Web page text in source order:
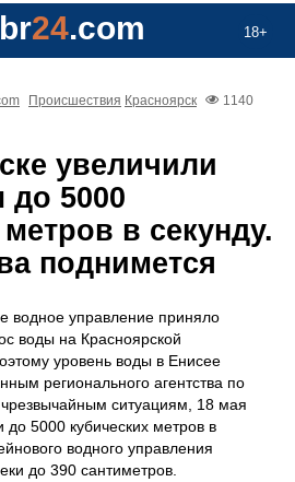
18+
24.com
Происшествия Красноярск
1140
увеличили
5000
в секунду.
поднимется
водное управление приняло
воды на Красноярской
уровень воды в Енисее
регионального агентства по
ситуациям, 18 мая
до 5000 кубических метров в
водного управления
до 390 сантиметров.